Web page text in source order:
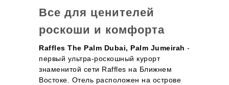
Raffles The Palm Dubai, Palm Jumeirah -
первый ультра-роскошный курорт
знаменитой сети Raffles на Ближнем
Востоке. Отель расположен на острове
Все для ценителей
роскоши и комфорта